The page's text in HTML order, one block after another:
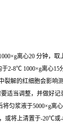
离心20 分钟，
2-8℃ 1000×g离心
解的红细胞会影
当调整，并做好
匀浆液于5000×g离心
或将上清置于-20℃或